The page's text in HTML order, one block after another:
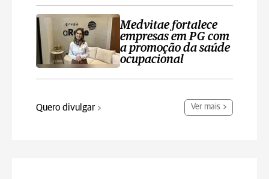
Medvitae fortalece
empresas em PG com
a promoção da saúde
ocupacional
Quero divulgar Ver mais